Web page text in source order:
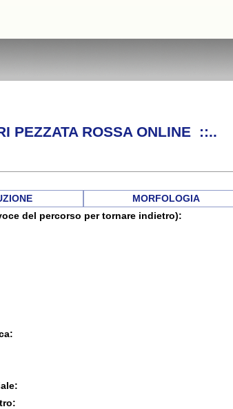
PEZZATA ROSSA ONLINE ::..
MORFOLOGIA
del percorso per tornare indietro):